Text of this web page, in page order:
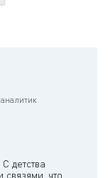
детства
что